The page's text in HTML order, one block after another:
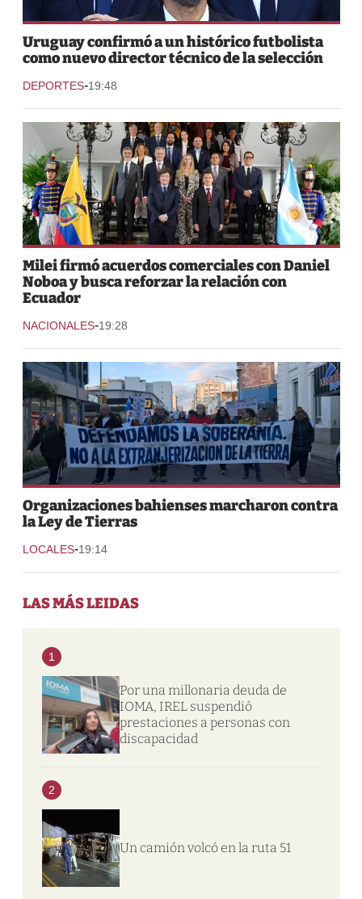
Uruguay confirmó a un histórico futbolista
como nuevo director técnico de la selección
DEPORTES-19:48
Milei firmó acuerdos comerciales con Daniel
Noboa y busca reforzar la relación con
Ecuador
NACIONALES-19:28
Organizaciones bahienses marcharon contra
la Ley de Tierras
LOCALES-19:14
LAS MÁS LEIDAS
1
Por una millonaria deuda de
IOMA, IREL suspendió
prestaciones a personas con
discapacidad
2
Un camión volcó en la ruta 51